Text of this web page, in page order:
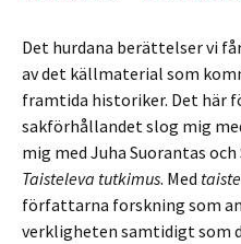
Det hurdana berättelser vi
av det källmaterial som
framtida historiker. Det här
sakförhållandet slog mig
mig med Juha Suorantas
Taisteleva tutkimus. Med
författarna forskning som
verkligheten samtidigt som